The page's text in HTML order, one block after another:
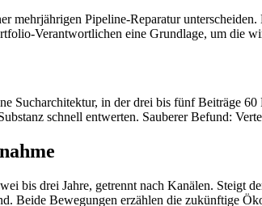
Pipeline-Reparatur
Verantwortlichen eine Grundlage, um die
Sucharchitektur, in der drei bis fünf Beiträge
schnell entwerten. Sauberer Befund:
bis drei Jahre, getrennt nach Kanälen.
Bewegungen erzählen die zukünftige